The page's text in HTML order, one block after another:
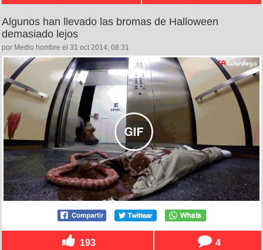
Algunos han llevado las bromas de Halloween
demasiado lejos
por Medio hombre el 31 oct 2014, 08:31
193 4